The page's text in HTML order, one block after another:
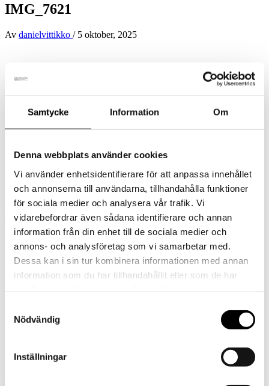
Samtycke Information Om
Denna webbplats använder cookies
Vi använder enhetsidentifierare för att anpassa innehållet
och annonserna till användarna, tillhandahålla funktioner
för sociala medier och analysera vår trafik. Vi
vidarebefordrar även sådana identifierare och annan
information från din enhet till de sociala medier och
annons- och analysföretag som vi samarbetar med.
Dessa kan i sin tur kombinera informationen med annan
information som du har tillhandahållit eller som de har
Nödvändig
Inställningar
IMG_7621
Av danielvittikko / 5 oktober, 2025